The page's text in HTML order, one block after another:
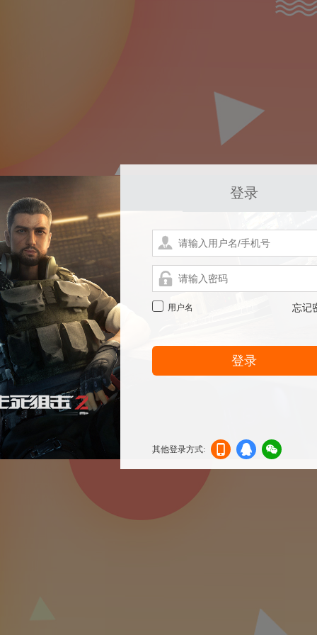
登录
用户名 忘记
登录
其他登录方式:
机登
登录
信登